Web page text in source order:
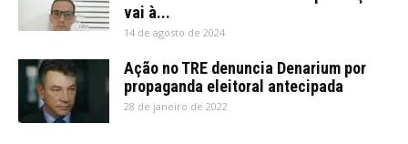
vai à...
14 de agosto de 2024
Ação no TRE denuncia Denarium por
propaganda eleitoral antecipada
28 de janeiro de 2022